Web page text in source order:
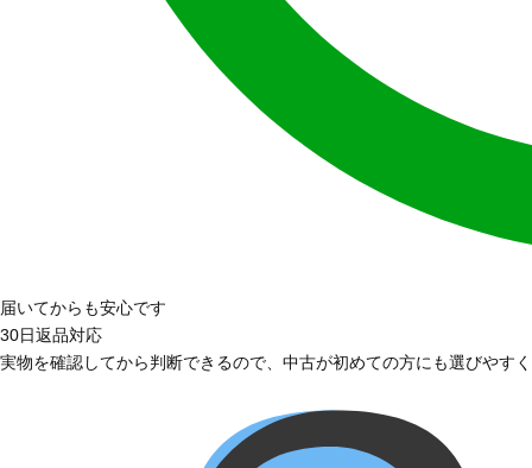
届いてからも安心です
30日返品対応
実物を確認してから判断できるので、中古が初めての方にも選びやす